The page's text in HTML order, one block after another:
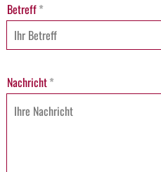
Betreff*
Nachricht*